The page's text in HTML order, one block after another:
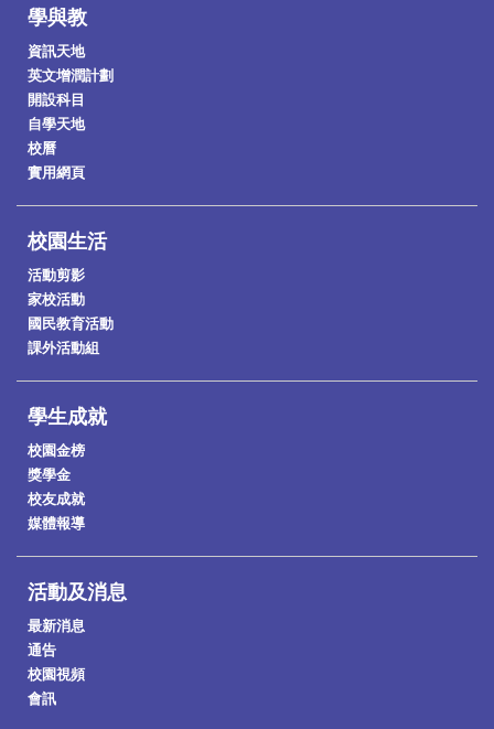
學與教
資訊天地
英文增潤計劃
開設科目
自學天地
校曆
實用網頁
校園生活
活動剪影
家校活動
國民教育活動
課外活動組
學生成就
校園金榜
獎學金
校友成就
媒體報導
活動及消息
最新消息
通告
校園視頻
會訊